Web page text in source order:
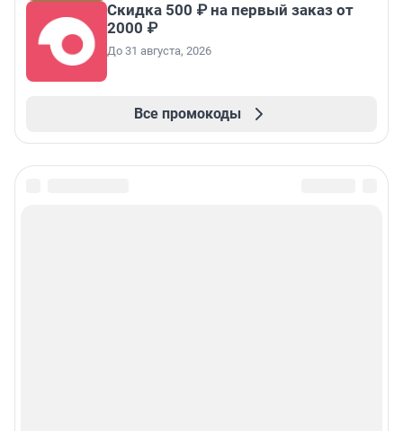
Скидка 500 ₽ на первый заказ от
2000 ₽
До 31 августа, 2026
Все промокоды